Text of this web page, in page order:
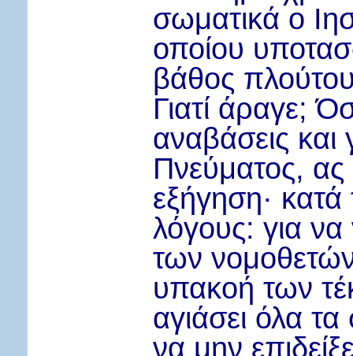
σωματικά ο
οποίου
βάθος
Γιατί άραγε;
αναβάσεις
Πνεύματος,
εξήγηση·
λόγους: για
των
υπακοή των
αγιάσει όλα τα
να μην